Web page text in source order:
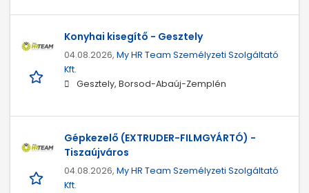
Konyhai kisegítő - Gesztely
04.08.2026, My HR Team Személyzeti Szolgáltató
Kft.
Gesztely, Borsod-Abaúj-Zemplén
Gépkezelő (EXTRUDER-FILMGYÁRTÓ) -
Tiszaújváros
04.08.2026, My HR Team Személyzeti Szolgáltató
Kft.